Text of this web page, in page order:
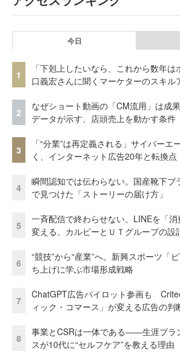
今日
1
「下剋上したいなら、これから数年
口義宏さんに聞くマーケターのスキル
2
なぜショート動画の「CM流用」は成
データが示す、店頭売上を動かす条件
3
「“分業”は再定義される」サイバー
く、インターネット広告20年と転換点
4
瞬間認知では伝わらない。国産靴下ブ
で見つけた「ストーリーの届け方」
5
一斉配信で終わらせない。LINEを「
変える、カルビーとＵＴグループの設
6
“競技”から“産業”へ。新興スポーツ「
ち上げに学ぶ市場形成戦略
7
ChatGPT広告パイロット参画も
ィック・コマース」が変える広告の判
8
事業とCSRは一体である――生涯ブラ
スが10代に“セルフケア”を教える理由